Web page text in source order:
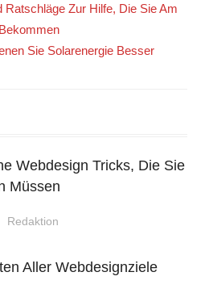
Ratschläge Zur Hilfe, Die Sie Am
Sie Solarenergie Besser
Webdesign Tricks, Die Sie
Müssen
Redaktion
Aller Webdesignziele